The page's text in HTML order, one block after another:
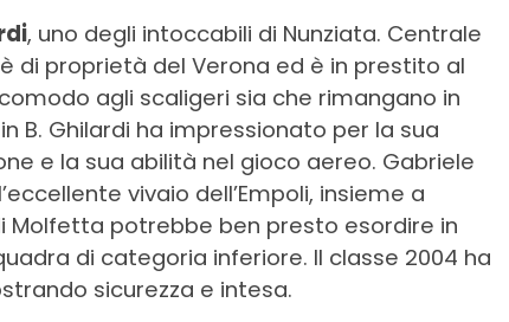
, uno degli intoccabili di Nunziata. Centrale
di proprietà del Verona ed è in prestito al
agli scaligeri sia che rimangano in
B. Ghilardi ha impressionato per la sua
e la sua abilità nel gioco aereo. Gabriele
vivaio dell’Empoli, insieme a
Molfetta potrebbe ben presto esordire in
di categoria inferiore. Il classe 2004 ha
sicurezza e intesa.